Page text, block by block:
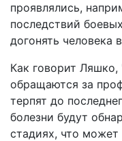
проявлялись,
последствий
догонять человека
Как говорит
обращаются за
терпят до
болезни будут
стадиях, что может